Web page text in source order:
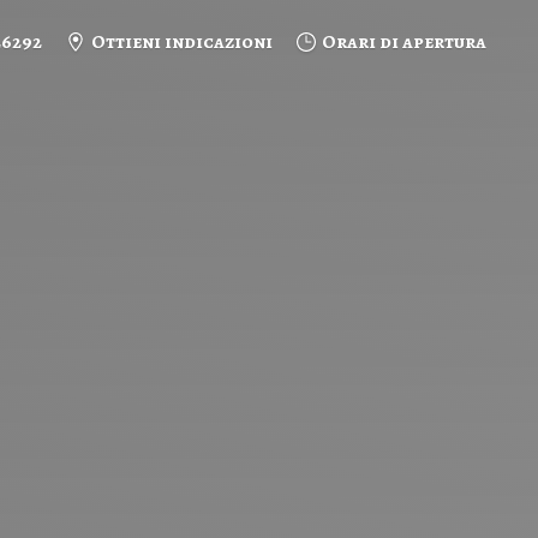
Ottieni indicazioni Orari di apertura